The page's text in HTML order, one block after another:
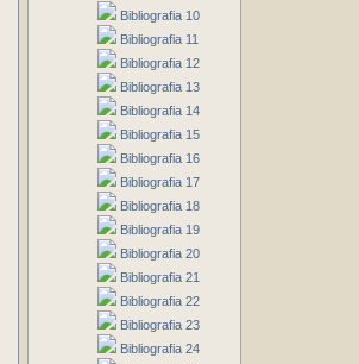
Bibliografia 10
Bibliografia 11
Bibliografia 12
Bibliografia 13
Bibliografia 14
Bibliografia 15
Bibliografia 16
Bibliografia 17
Bibliografia 18
Bibliografia 19
Bibliografia 20
Bibliografia 21
Bibliografia 22
Bibliografia 23
Bibliografia 24